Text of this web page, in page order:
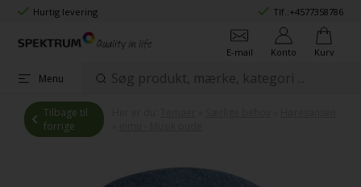
Hurtig levering Tlf.:+4577358786
E-mail Konto Kurv
Menu
Tilbage til
forrige